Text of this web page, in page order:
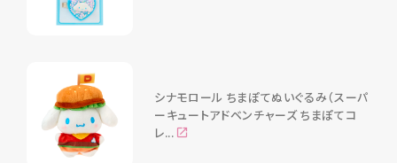
シナモロール ちまぽてぬいぐるみ（スーパ
ーキュートアドベンチャーズ ちまぽてコ
レ...